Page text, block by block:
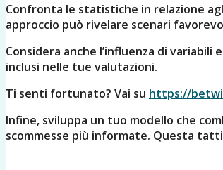
Confronta le statistiche in relazione
approccio può rivelare scenari
Considera anche l’influenza di
inclusi nelle tue valutazioni.
Ti senti fortunato? Vai su https://
Infine, sviluppa un tuo modello che
scommesse più informate. Questa